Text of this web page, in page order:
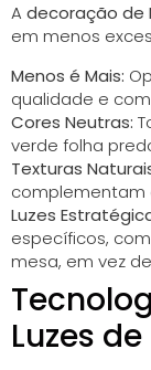
A decoração de
em menos
Menos é Mais:
qualidade e
Cores Neutras:
verde folha
Texturas
complementam
Luzes
específicos,
mesa, em vez
Luzes